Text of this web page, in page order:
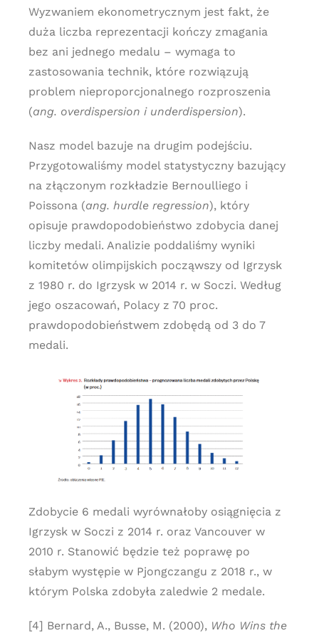
Wyzwaniem ekonometrycznym jest fakt, że
duża liczba reprezentacji kończy zmagania
bez ani jednego medalu – wymaga to
zastosowania technik, które rozwiązują
problem nieproporcjonalnego rozproszenia
(ang. overdispersion i underdispersion).
Nasz model bazuje na drugim podejściu.
Przygotowaliśmy model statystyczny bazujący
na złączonym rozkładzie Bernoulliego i
Poissona (ang. hurdle regression), który
opisuje prawdopodobieństwo zdobycia danej
liczby medali. Analizie poddaliśmy wyniki
komitetów olimpijskich począwszy od Igrzysk
z 1980 r. do Igrzysk w 2014 r. w Soczi. Według
jego oszacowań, Polacy z 70 proc.
prawdopodobieństwem zdobędą od 3 do 7
medali.
Zdobycie 6 medali wyrównałoby osiągnięcia z
Igrzysk w Soczi z 2014 r. oraz Vancouver w
2010 r. Stanowić będzie też poprawę po
słabym występie w Pjongczangu z 2018 r., w
którym Polska zdobyła zaledwie 2 medale.
[4] Bernard, A., Busse, M. (2000), Who Wins the